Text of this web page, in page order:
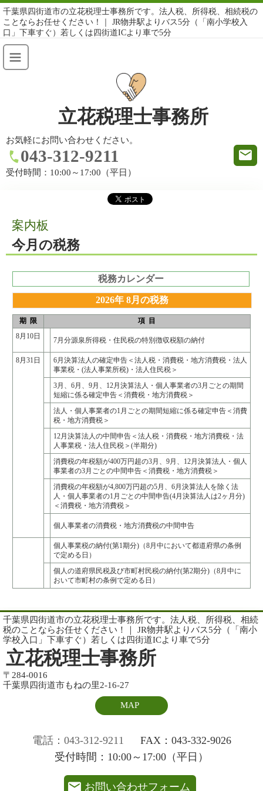
千葉県四街道市の立花税理士事務所です。法人税、所得税、相続税の
ことならお任せください！｜ JR物井駅よりバス5分（「南小学校入
口」下車すぐ）若しくは四街道ICより車で5分
立花税理士事務所
お気軽にお問い合わせください。
043-312-9211
受付時間： 10:00～17:00（平日）
案内板
今月の税務
税務カレンダー
2026年 8月の税務
期 限
項 目
8月10日
7月分源泉所得税・住民税の特別徴収税額の納付
8月31日
6月決算法人の確定申告＜法人税・消費税・地方消費税・法人
事業税・(法人事業所税)・法人住民税＞
3月、6月、9月、12月決算法人・個人事業者の3月ごとの期間
短縮に係る確定申告＜消費税・地方消費税＞
法人・個人事業者の1月ごとの期間短縮に係る確定申告＜消費
税・地方消費税＞
12月決算法人の中間申告＜法人税・消費税・地方消費税・法
人事業税・法人住民税＞(半期分)
消費税の年税額が400万円超の3月、9月、12月決算法人・個人
事業者の3月ごとの中間申告＜消費税・地方消費税＞
消費税の年税額が4,800万円超の5月、6月決算法人を除く法
人・個人事業者の1月ごとの中間申告(4月決算法人は2ヶ月分)
＜消費税・地方消費税＞
個人事業者の消費税・地方消費税の中間申告
個人事業税の納付(第1期分)（8月中において都道府県の条例
で定める日）
個人の道府県民税及び市町村民税の納付(第2期分)（8月中に
おいて市町村の条例で定める日）
千葉県四街道市の立花税理士事務所です。法人税、所得税、相続
税のことならお任せください！｜ JR物井駅よりバス5分（「南小
学校入口」下車すぐ）若しくは四街道ICより車で5分
立花税理士事務所
〒284-0016
千葉県四街道市もねの里2-16-27
MAP
電話：043-312-9211
FAX：043-332-9026
受付時間：10:00～17:00（平日）
お問い合わせフォーム